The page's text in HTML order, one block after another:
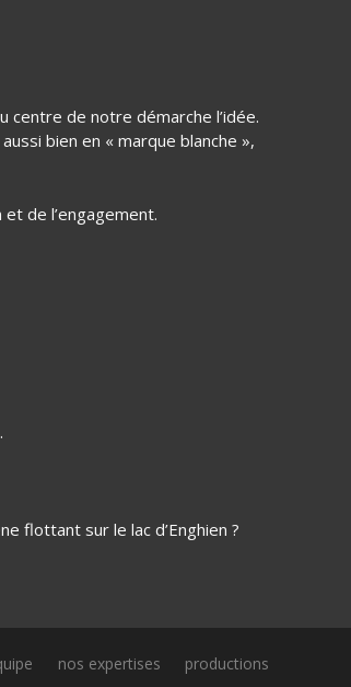
de notre démarche l’idée.
bien en « marque blanche »,
de l’engagement.
flottant sur le lac d’Enghien ?
nos expertises productions